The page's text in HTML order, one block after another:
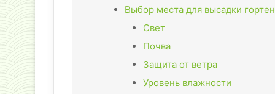
Выбор места для высадки
Свет
Почва
Защита от ветра
Уровень влажности